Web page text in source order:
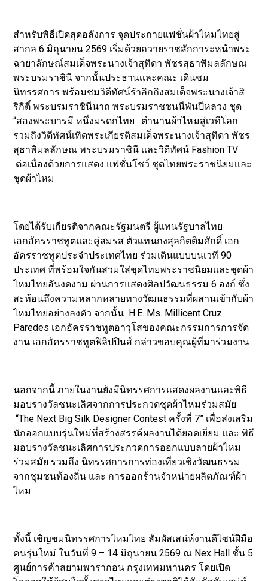
สำหรับพิธีเปิดสุดอลังการ จุดประกายแฟชั่นผ้าไหมไทยสู่
สากล 6 มิถุนายน 2569 เริ่มด้วยถวายราชสักการะหน้าพระ
ฉายาลักษณ์สมเด็จพระนางเจ้าสุทิดา พัชรสุธาพิมลลักษณ
พระบรมราชินี จากนั้นประธานเเละคณะ เดินชม
นิทรรศการ พร้อมชมวิดีทัศน์รำลึกถึงสมเด็จพระนางเจ้าสิ
ริกิติ์ พระบรมราชินีนาถ พระบรมราชชนนีพันปีหลวง ชุด
“สองพระบารมี หนึ่งมรดกไทย : ตำนานผ้าไหมสู่เวทีโลก
รวมถึงวิดีทัศน์เทิดพระเกียรติสมเด็จพระนางเจ้าสุทิดา พัชร
สุธาพิมลลักษณ พระบรมราชินี เเละวิดีทัศน์ Fashion TV
ต่อเนื่องด้วยการแสดง แฟชั่นโชว์ ชุดไทยพระราชนิยมเเละ
ชุดผ้าไหม
โดยได้รับเกียรติจากคณะรัฐมนตรี ผู้แทนรัฐบาลไทย
เอกอัครราชทูตและคู่สมรส ตัวเเทนกงสุลกิตติมศักดิ์ เอก
อัครราชทูตประจําประเทศไทย ร่วมเดินแบบบนเวที 90
ประเทศ ที่พร้อมใจกันสวมใส่ชุดไทยพระราชนิยมเเละชุดผ้า
ไหมไทยอันงดงาม ผ่านการแสดงศิลปวัฒนธรรม 6 องก์ ซึ่ง
สะท้อนถึงความหลากหลายทางวัฒนธรรมที่ผสานเข้ากับผ้า
ไหมไทยอย่างลงตัว จากนั้น H.E. Ms. Millicent Cruz
Paredes เอกอัครราชทูตอาวุโสของคณะกรรมการการจัด
งาน เอกอัครราชทูตฟิลิปปินส์ กล่าวขอบคุณผู้ที่มาร่วมงาน
นอกจากนี้ ภายในงานยังมีนิทรรศการแสดงผลงานและพิธี
มอบรางวัลชนะเลิศจากการประกวดชุดผ้าไหมร่วมสมัย
“The Next Big Silk Designer Contest ครั้งที่ 7” เพื่อส่งเสริม
นักออกแบบรุ่นใหม่ที่สร้างสรรค์ผลงานได้ยอดเยี่ยม และ พิธี
มอบรางวัลชนะเลิศการประกวดการออกแบบลายผ้าไหม
ร่วมสมัย รวมถึง นิทรรศการการท่องเที่ยวเชิงวัฒนธรรม
จากชุมชนท้องถิ่น และ การออกร้านจำหน่ายผลิตภัณฑ์ผ้า
ไหม
ทั้งนี้ เชิญชมนิทรรศการไหมไทย สัมผัสเสน่ห์งานดีไซน์ฝีมือ
คนรุ่นใหม่ ในวันที่ 9 – 14 มิถุนายน 2569 ณ Nex Hall ชั้น 5
ศูนย์การค้าสยามพารากอน กรุงเทพมหานคร โดยเปิด